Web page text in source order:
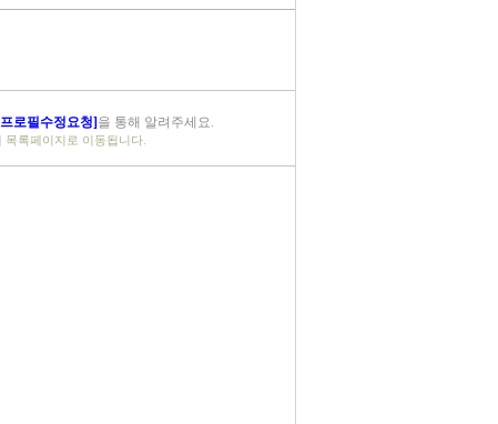
로필수정요청] 을 통해 알려주세요.
록페이지로 이동됩니다.